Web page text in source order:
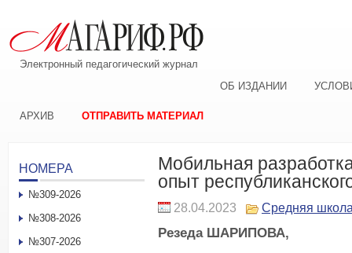
Электронный педагогический журнал
ОБ ИЗДАНИИ
АРХИВ ОТПРАВИТЬ МАТЕРИАЛ
Мобильная
опыт
28.04.2023 Средняя
Резеда ШАРИПОВА,
НОМЕРА
№309-2026
№308-2026
№307-2026